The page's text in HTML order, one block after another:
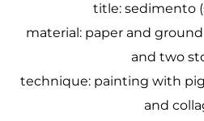
title: sedimento
material: paper and
and two
technique: painting with
and